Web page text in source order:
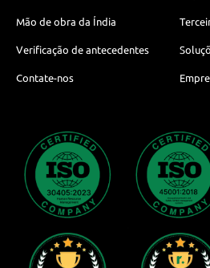
Mão de obra da Índia
Verificação de antecedentes
Contate-nos